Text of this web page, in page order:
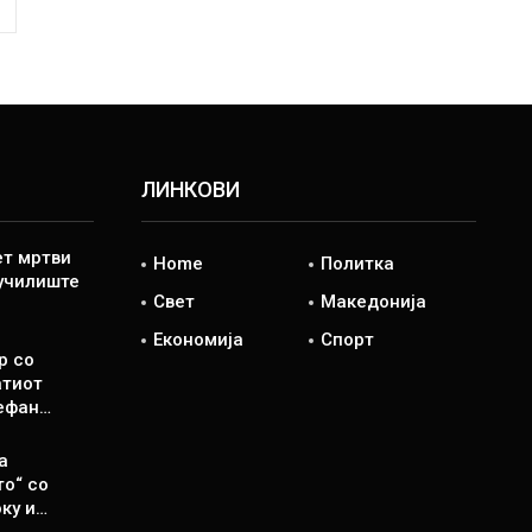
мртви
со
со
и…
ЛИНКОВИ
Home
Политка
Свет
Македонија
Економија
Спорт